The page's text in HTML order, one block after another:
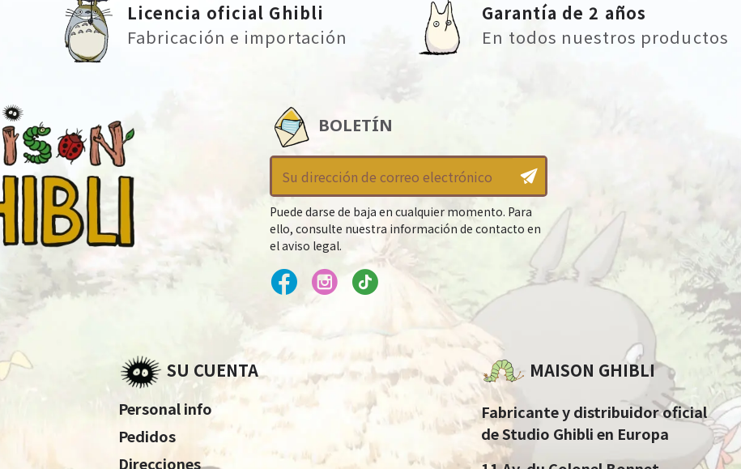
Licencia oficial Ghibli
Fabricación e importación
Garantía de 2 años
En todos nuestros productos
BOLETÍN
Puede darse de baja en cualquier momento. Para
ello, consulte nuestra información de contacto en
el aviso legal.
SU CUENTA
Personal info
Pedidos
Direcciones
MAISON GHIBLI
Fabricante y distribuidor oficial
de Studio Ghibli en Europa